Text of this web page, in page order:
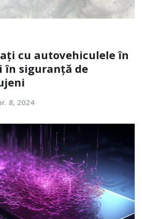
cu autovehiculele în
în siguranță de
8, 2024